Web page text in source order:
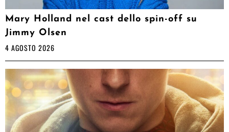
Mary Holland nel cast dello spin-off su
Jimmy Olsen
4 AGOSTO 2026